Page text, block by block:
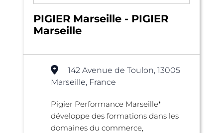
PIGIER Marseille - PIGIER
Marseille
142 Avenue de Toulon, 13005
Marseille, France
Pigier Performance Marseille*
développe des formations dans les
domaines du commerce,